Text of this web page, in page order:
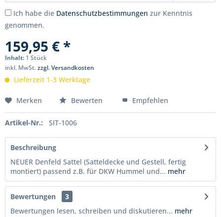
Ich habe die Datenschutzbestimmungen zur Kenntnis
genommen.
159,95 € *
Inhalt: 1 Stück
inkl. MwSt.zzgl. Versandkosten
Lieferzeit 1-3 Werktage
Merken Bewerten Empfehlen
Artikel-Nr.: SIT-1006
Beschreibung
NEUER Denfeld Sattel (Satteldecke und Gestell, fertig
montiert) passend z.B. für DKW Hummel und... mehr
Bewertungen
3
Bewertungen lesen, schreiben und diskutieren... mehr